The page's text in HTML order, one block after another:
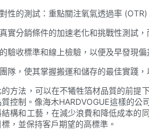
性的測試：重點關注氧氣透過率
實分銷條件的加速老化和挑戰性測試，
驗收標準和線上檢驗，以便及早發現
隊，使其掌握搬運和儲存的最佳實踐
方法，可以在不犧牲箔材品質的前提
控制。像海木HARDVOGUE這樣的
構和工藝，在減少浪費和降低成本的
，並保持客戶期望的高標準。